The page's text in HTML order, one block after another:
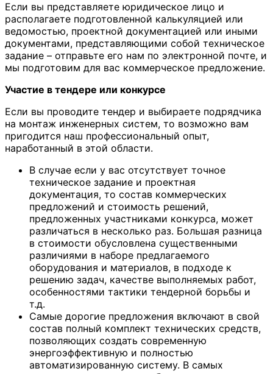
Если вы представляете юридическое лицо и
располагаете подготовленной калькуляцией или
ведомостью, проектной документацией или иными
документами, представляющими собой техническое
задание – отправьте его нам по электронной почте, и
мы подготовим для вас коммерческое предложение.
Участие в тендере или конкурсе
Если вы проводите тендер и выбираете подрядчика
на монтаж инженерных систем, то возможно вам
пригодится наш профессиональный опыт,
наработанный в этой области.
В случае если у вас отсутствует точное
техническое задание и проектная
документация, то состав коммерческих
предложений и стоимость решений,
предложенных участниками конкурса, может
различаться в несколько раз. Большая разница
в стоимости обусловлена существенными
различиями в наборе предлагаемого
оборудования и материалов, в подходе к
решению задач, качестве выполняемых работ,
особенностями тактики тендерной борьбы и
т.д.
Самые дорогие предложения включают в свой
состав полный комплект технических средств,
позволяющих создать современную
энергоэффективную и полностью
автоматизированную систему. В самых